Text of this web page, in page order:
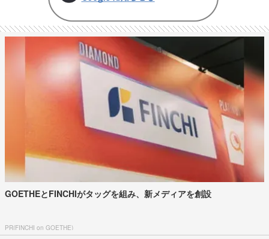
GOETHEとFINCHIがタッグを組み、新メディアを創設
PR(FINCHI on GOETHE)